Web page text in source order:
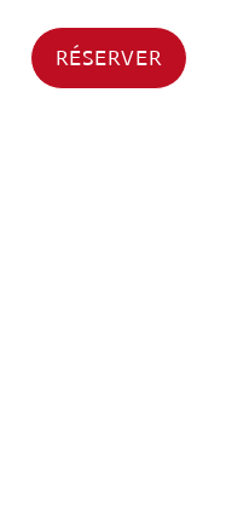
RÉSERVER